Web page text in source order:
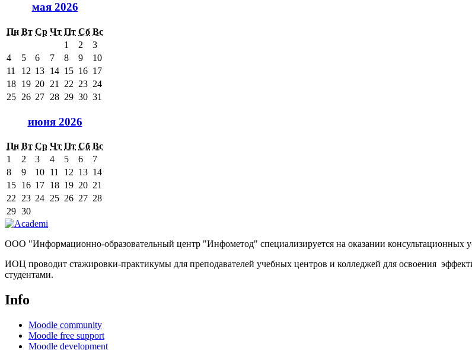
мая 2026
Пн Вт Ср Чт Пт Сб Вс
1
2
3
4
5 6 7 8 9
10
11
12 13 14 15 16 17
18 19 20 21 22 23 24
25 26 27 28 29 30 31
июня 2026
Пн Вт Ср Чт Пт Сб Вс
1
2 3 4 5 6
7
8
9 10 11 12 13 14
15 16 17 18 19 20 21
22
23 24 25 26 27 28
29 30
ООО "Информационно-образовательный центр "Инфометод" специализируется на оказании консультационных
ИОЦ проводит стажировки-практикумы для преподавателей учебных центров и колледжей для освоения
студентами.
Info
Moodle community
Moodle free support
Moodle development